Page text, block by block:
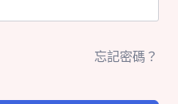
忘記密碼？